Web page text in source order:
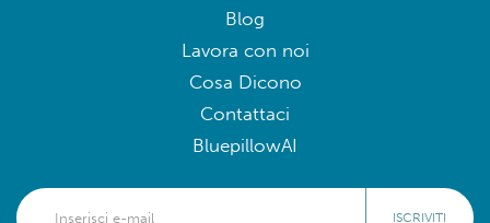
Blog
Lavora con noi
Cosa Dicono
Contattaci
BluepillowAI
ISCRIVITI